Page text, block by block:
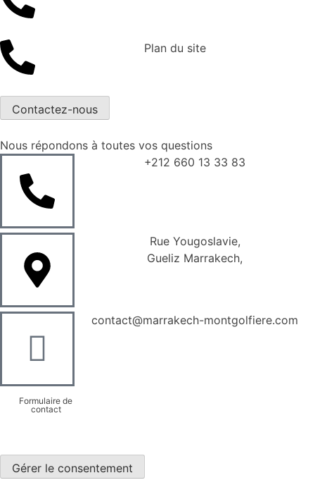
Plan du site
Contactez-nous
Nous répondons à toutes vos questions
+212 660 13 33 83
Rue Yougoslavie,
Gueliz Marrakech,
contact@marrakech-montgolfiere.com
Formulaire de
contact
Gérer le consentement